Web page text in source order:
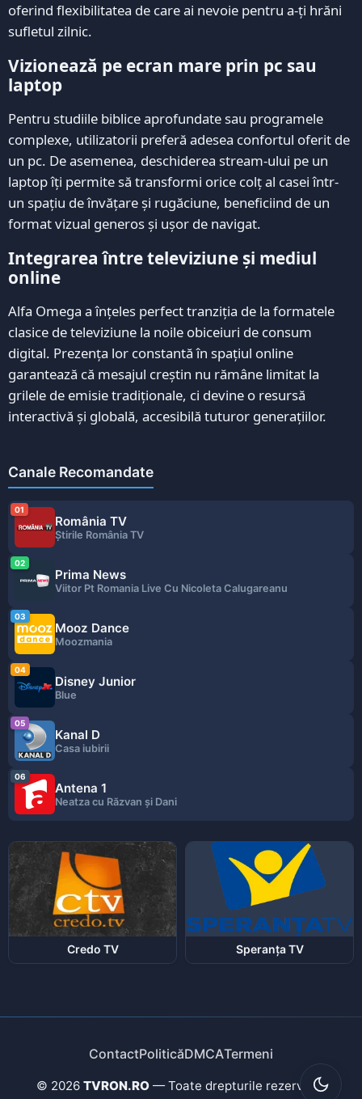
oferind flexibilitatea de care ai nevoie pentru a-ți hrăni
sufletul zilnic.
Vizionează pe ecran mare prin pc sau
laptop
Pentru studiile biblice aprofundate sau programele
complexe, utilizatorii preferă adesea confortul oferit de
un pc. De asemenea, deschiderea stream-ului pe un
laptop îți permite să transformi orice colț al casei într-
un spațiu de învățare și rugăciune, beneficiind de un
format vizual generos și ușor de navigat.
Integrarea între televiziune și mediul
online
Alfa Omega a înțeles perfect tranziția de la formatele
clasice de televiziune la noile obiceiuri de consum
digital. Prezența lor constantă în spațiul online
garantează că mesajul creștin nu rămâne limitat la
grilele de emisie tradiționale, ci devine o resursă
interactivă și globală, accesibilă tuturor generațiilor.
Canale Recomandate
01
România TV
Ştirile România TV
02
Prima News
Viitor Pt Romania Live Cu Nicoleta Calugareanu
03
Mooz Dance
Moozmania
04
Disney Junior
Blue
05
Kanal D
Casa iubirii
06
Antena 1
Neatza cu Răzvan şi Dani
Credo TV Speranța TV
ContactPoliticăDMCATermeni
© 2026 TVRON.RO — Toate drepturile rezervate.